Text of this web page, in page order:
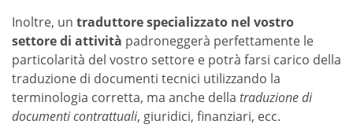
Inoltre, un traduttore specializzato nel vostro
settore di attività padroneggerà perfettamente le
particolarità del vostro settore e potrà farsi carico della
traduzione di documenti tecnici utilizzando la
terminologia corretta, ma anche della traduzione di
documenti contrattuali, giuridici, finanziari, ecc.